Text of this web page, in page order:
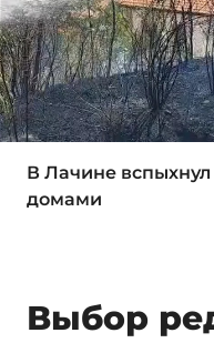
В Лачине
домами
Выбор